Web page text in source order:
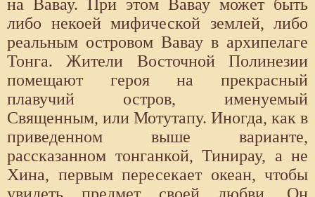
на Вавау. При этом Вавау может быть
либо некоей мифической землей, либо
реальным островом Вавау в архипелаге
Тонга. Жители Восточной Полинезии
помещают героя на прекрасный
плавучий остров, именуемый
Священным, или Мотутапу. Иногда, как в
приведенном выше варианте,
рассказанном тонганкой, Тинирау, а не
Хина, первым пересекает океан, чтобы
увидеть предмет своей любви. Он